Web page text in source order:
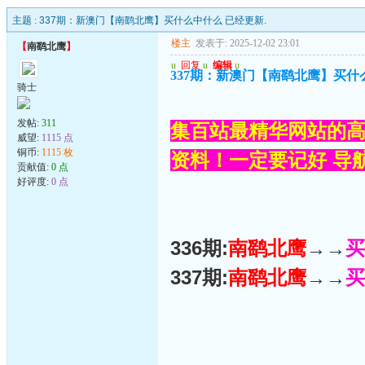
主题 : 337期：新澳门【南鹞北鹰】买什么中什么 已经更新.
【南鹞北鹰】
骑士
发帖: 311
威望: 1115 点
铜币: 1115 枚
贡献值: 0 点
好评度: 0 点
楼主 发表于: 2025-12-02 23:01
u 回复 u 编辑 u
337期：新澳门【南鹞北鹰】买什
集百站最精华网站的
资料！一定要记好 导
336期:南鹞北鹰→→
337期:南鹞北鹰→→